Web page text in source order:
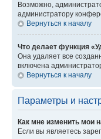
Возможно,
администратору
Вернуться к началу
Что делает функция
Она удаляет все
включена
Вернуться к началу
Параметры и
Как мне изменить мои
Если вы являетесь